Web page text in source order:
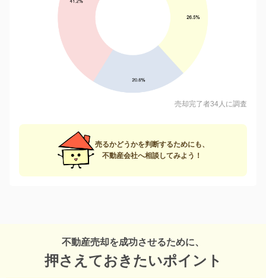
売却完了者34人に調査
売るかどうかを判断するためにも、
不動産会社へ相談してみよう！
不動産売却を成功させるために、
押さえておきたいポイント